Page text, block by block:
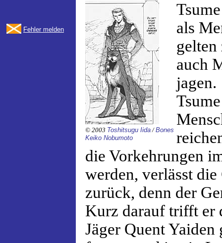
Fehler melden
© 2003 Toshitsugu Iida/Bones
Keiko Nobumoto
als
gelten
auch
jagen.
die Vorkehrungen
werden, verlässt
zurück, denn der
Kurz darauf trifft er
Jäger Quent